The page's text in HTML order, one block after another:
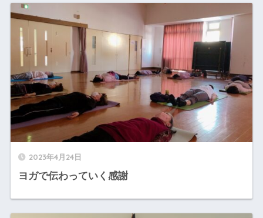
2023年4月24日
ヨガで伝わっていく感謝